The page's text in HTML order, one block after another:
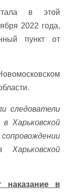
в этой
2022 года,
пункт от
следователи
наказание в